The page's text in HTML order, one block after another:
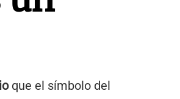
que el símbolo del